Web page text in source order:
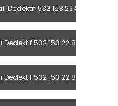
Dedektif 532 153 22 84
532 153 22 84
532 153 22 84